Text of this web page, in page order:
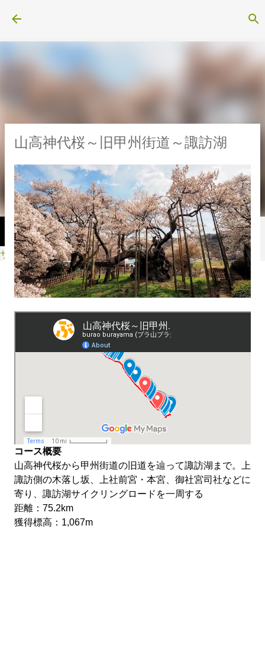
サイクル・スポーツ用品
山高神代桜～旧甲州街道～諏訪湖
コース概要
山高神代桜から甲州街道の旧道を辿って諏訪湖まで。上
諏訪側の木落し坂、上社前宮・本宮、御社宮司社などに
寄り、諏訪湖サイクリングロードを一周する
距離：75.2km
獲得標高：1,067m